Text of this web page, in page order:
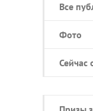
Все
Фото
Сейчас